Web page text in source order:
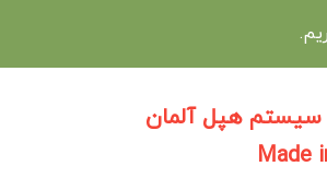
سیستم هپل آلمان
Made